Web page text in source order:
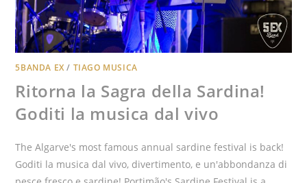
5BANDA EX/ TIAGO MUSICA
Ritorna la Sagra della Sardina!
Goditi la musica dal vivo
The Algarve's most famous annual sardine festival is back!
Goditi la musica dal vivo, divertimento, e un'abbondanza di